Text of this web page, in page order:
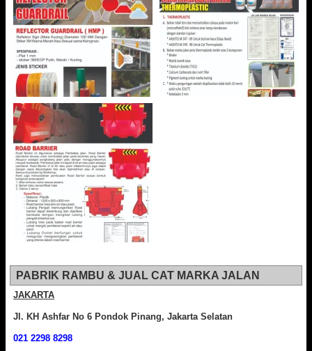
PABRIK RAMBU & JUAL CAT MARKA JALAN
JAKARTA
Jl. KH Ashfar No 6 Pondok Pinang, Jakarta Selatan
021 2298 8298